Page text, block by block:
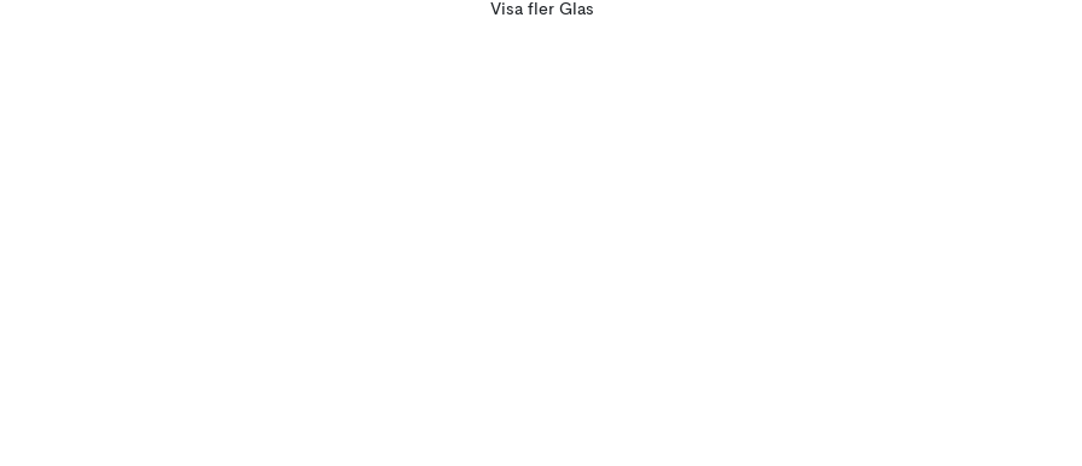
Visa fler Glas